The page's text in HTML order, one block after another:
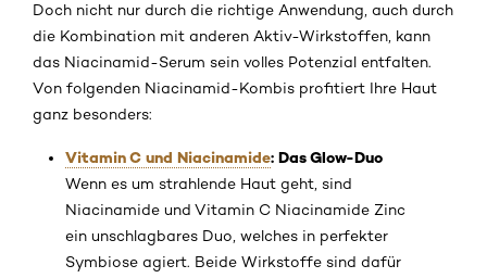
Doch nicht nur durch die richtige Anwendung, auch durch
die Kombination mit anderen Aktiv-Wirkstoffen, kann
das Niacinamid-Serum sein volles Potenzial entfalten.
Von folgenden Niacinamid-Kombis profitiert Ihre Haut
ganz besonders:
Vitamin C und Niacinamide: Das Glow-Duo
Wenn es um strahlende Haut geht, sind
Niacinamide und Vitamin C Niacinamide Zinc
ein unschlagbares Duo, welches in perfekter
Symbiose agiert. Beide Wirkstoffe sind dafür